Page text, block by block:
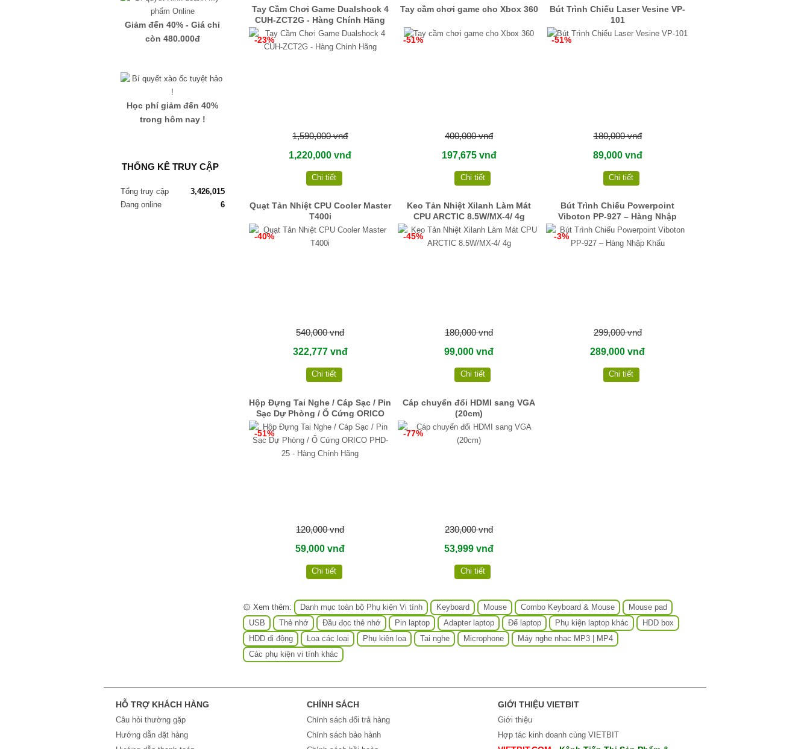
Tay Cầm Chơi Game Dualshock 4
CUH-ZCT2G - Hàng Chính Hãng
-23%
1,590,000 vnđ
1,220,000 vnđ
Chi tiết
Tay cầm chơi game cho Xbox 360
-51%
400,000 vnđ
197,675 vnđ
Chi tiết
Bút Trình Chiếu Laser Vesine VP-
101
-51%
180,000 vnđ
89,000 vnđ
Chi tiết
Quạt Tản Nhiệt CPU Cooler Master
T400i
-40%
540,000 vnđ
322,777 vnđ
Chi tiết
Keo Tản Nhiệt Xilanh Làm Mát
CPU ARCTIC 8.5W/MX-4/ 4g
-45%
180,000 vnđ
99,000 vnđ
Chi tiết
Bút Trình Chiếu Powerpoint
Viboton PP-927 – Hàng Nhập
Khẩu
-3%
299,000 vnđ
289,000 vnđ
Chi tiết
Hộp Đựng Tai Nghe / Cáp Sạc / Pin
Sạc Dự Phòng / Ổ Cứng ORICO
PHD-25 - Hàng Chính Hãng
-51%
120,000 vnđ
59,000 vnđ
Chi tiết
Cáp chuyển đổi HDMI sang VGA
(20cm)
-77%
230,000 vnđ
53,999 vnđ
Chi tiết
۞ Xem thêm: Danh mục toàn bộ Phụ kiện Vi tính Keyboard Mouse Combo Keyboard & Mouse
Mouse pad
USB
Thẻ nhớ Đầu đọc thẻ nhớ Pin laptop Adapter laptop Đế laptop Phụ kiện laptop khác
HDD box
HDD di động
Loa các loại Phụ kiện loa Tai nghe Microphone
Máy nghe nhạc MP3 | MP4
Các phụ kiện vi tính khác
Giảm đến 40% - Giá chỉ
còn 480.000đ
Học phí giảm đến 40%
trong hôm nay !
THỐNG KÊ TRUY CẬP
Tổng truy cập
3,426,015
Đang online
6
HỖ TRỢ KHÁCH HÀNG
Câu hỏi thường gặp
Hướng dẫn đặt hàng
CHÍNH SÁCH
Chính sách đổi trả hàng
Chính sách bảo hành
GIỚI THIỆU VIETBIT
Giới thiệu
Hợp tác kinh doanh cùng VIETBIT